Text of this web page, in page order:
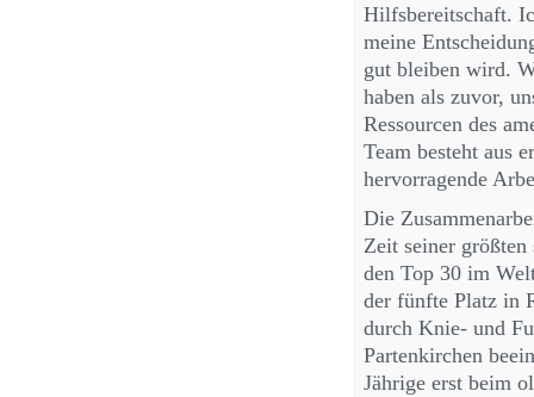
Hilfsbereitschaft.
meine
gut bleiben wird.
haben als zuvor,
Ressourcen des
Team besteht aus
hervorragende
Die
Zeit seiner
den Top 30 im
der fünfte Platz in
durch Knie- und
Partenkirchen
Jährige erst beim